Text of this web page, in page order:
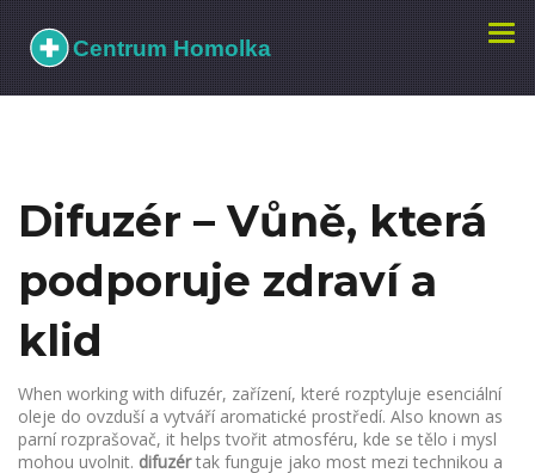
Difuzér – Vůně, která
podporuje zdraví a
klid
When working with difuzér, zařízení, které rozptyluje esenciální
oleje do ovzduší a vytváří aromatické prostředí. Also known as
parní rozprašovač, it helps tvořit atmosféru, kde se tělo i mysl
mohou uvolnit. difuzértak funguje jako most mezi technikou a